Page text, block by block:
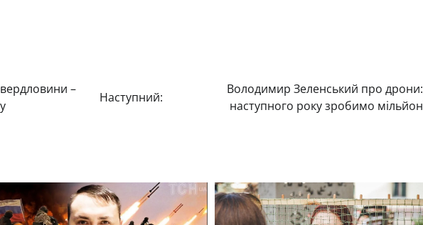
–
Наступний:
Володимир Зеленський про дрони:
наступного року зробимо мільйон